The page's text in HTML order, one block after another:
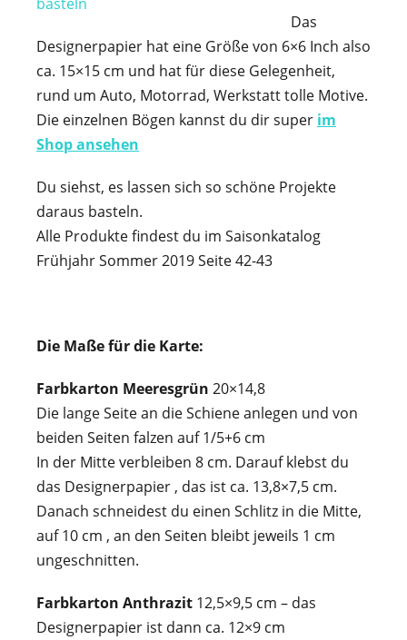
Das
Designerpapier hat eine Größe von 6×6 Inch also
ca. 15×15 cm und hat für diese Gelegenheit,
rund um Auto, Motorrad, Werkstatt tolle Motive.
Die einzelnen Bögen kannst du dir super im
Shop ansehen
Du siehst, es lassen sich so schöne Projekte
daraus basteln.
Alle Produkte findest du im Saisonkatalog
Frühjahr Sommer 2019 Seite 42-43
Die Maße für die Karte:
Farbkarton Meeresgrün 20×14,8
Die lange Seite an die Schiene anlegen und von
beiden Seiten falzen auf 1/5+6 cm
In der Mitte verbleiben 8 cm. Darauf klebst du
das Designerpapier , das ist ca. 13,8×7,5 cm.
Danach schneidest du einen Schlitz in die Mitte,
auf 10 cm , an den Seiten bleibt jeweils 1 cm
ungeschnitten.
Farbkarton Anthrazit 12,5×9,5 cm – das
Designerpapier ist dann ca. 12×9 cm